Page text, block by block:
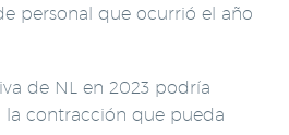
personal que ocurrió el año
de NL en 2023 podría
la contracción que pueda